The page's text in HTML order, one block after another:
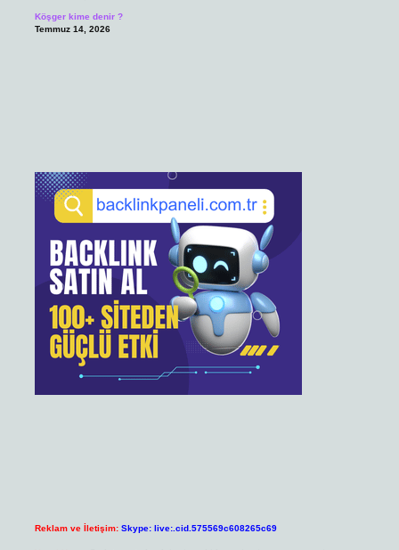
Köşger kime denir ?
Temmuz 14, 2026
Reklam ve İletişim: Skype: live:.cid.575569c608265c69